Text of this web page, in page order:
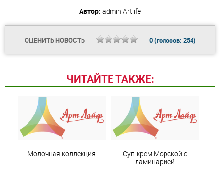
Автор: admin Artlife
ОЦЕНИТЬ НОВОСТЬ 0(голосов: 254)
ЧИТАЙТЕ ТАКЖЕ:
Молочная коллекция
Суп-крем Морской с
ламинарией